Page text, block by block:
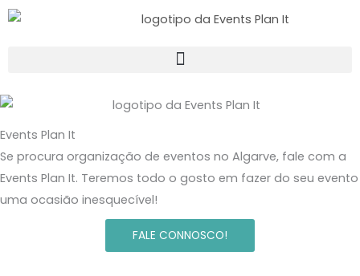
Skip
Events Plan It
Se procura organização de eventos no Algarve, fale com a
Events Plan It. Teremos todo o gosto em fazer do seu evento
uma ocasião inesquecível!
FALE CONNOSCO!